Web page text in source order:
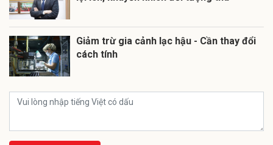
Giảm trừ gia cảnh lạc hậu - Cần thay đổi
cách tính